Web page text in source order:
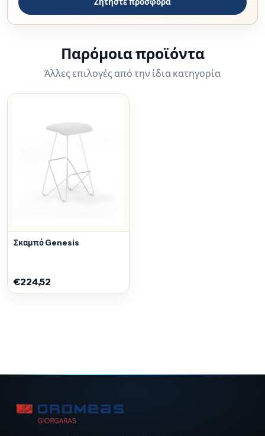
Παρόμοια προϊόντα
Άλλες επιλογές από την ίδια κατηγορία
Σκαμπό Genesis
€224,52